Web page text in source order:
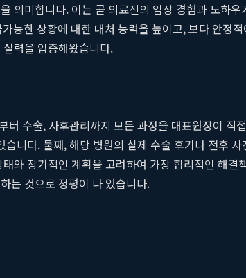
미합니다. 이는 곧 의료진의 임상 경험과 노하
한 상황에 대한 대처 능력을 높이고, 보다 안정
력을 입증해왔습니다.
수술, 사후관리까지 모든 과정을 대표원장이 직
니다. 둘째, 해당 병원의 실제 수술 후기나 전후
와 장기적인 계획을 고려하여 가장 합리적인 해결
는 것으로 정평이 나 있습니다.